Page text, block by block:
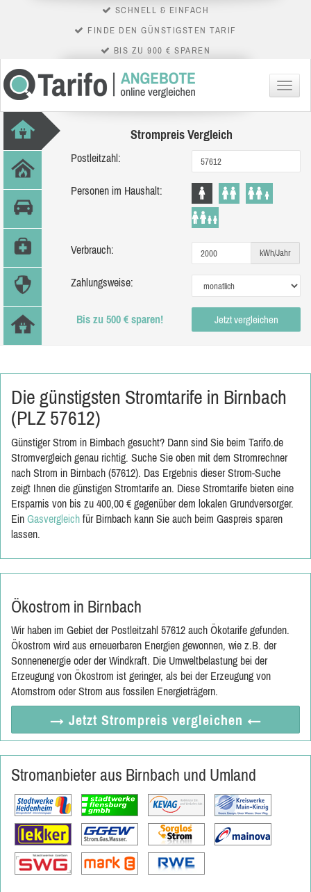
SCHNELL & EINFACH
FINDE DEN GÜNSTIGSTEN TARIF
BIS ZU 900 € SPAREN
Menü
Strompreis Vergleich
Postleitzahl:
Personen im Haushalt:
Verbrauch: kWh/Jahr
Zahlungsweise:
Bis zu 500 € sparen! Jetzt vergleichen
Die günstigsten Stromtarife in Birnbach
(PLZ 57612)
Günstiger Strom in Birnbach gesucht? Dann sind Sie beim Tarifo.de
Stromvergleich genau richtig. Suche Sie oben mit dem Stromrechner
nach Strom in Birnbach (57612). Das Ergebnis dieser Strom-Suche
zeigt Ihnen die günstigen Stromtarife an. Diese Stromtarife bieten eine
Ersparnis von bis zu 400,00 € gegenüber dem lokalen Grundversorger.
Ein Gasvergleich für Birnbach kann Sie auch beim Gaspreis sparen
lassen.
Ökostrom in Birnbach
Wir haben im Gebiet der Postleitzahl 57612 auch Ökotarife gefunden.
Ökostrom wird aus erneuerbaren Energien gewonnen, wie z.B. der
Sonnenenergie oder der Windkraft. Die Umweltbelastung bei der
Erzeugung von Ökostrom ist geringer, als bei der Erzeugung von
Atomstrom oder Strom aus fossilen Energieträgern.
→ Jetzt Strompreis vergleichen ←
Stromanbieter aus Birnbach und Umland